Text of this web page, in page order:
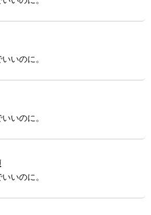
いのに。
いのに。
いのに。